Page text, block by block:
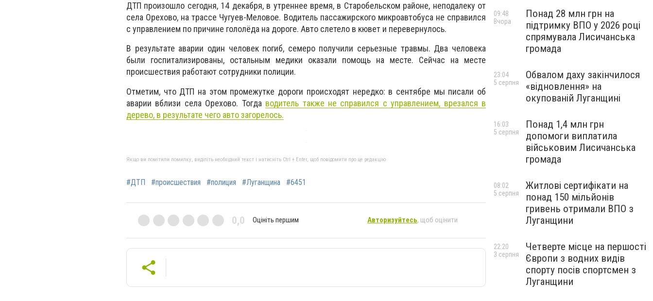
ДТП произошло сегодня, 14 декабря, в утреннее время, в Старобельском районе, неподалеку от
села Орехово, на трассе Чугуев-Меловое. Водитель пассажирского микроавтобуса не справился
с управлением по причине гололёда на дороге. Авто слетело в кювет и перевернулось.
В результате аварии один человек погиб, семеро получили серьезные травмы. Два человека
были госпитализированы, остальным медики оказали помощь на месте. Сейчас на месте
происшествия работают сотрудники полиции.
Отметим, что ДТП на этом промежутке дороги происходят нередко: в сентябре мы писали об
аварии вблизи села Орехово. Тогда водитель также не справился с управлением, врезался в
дерево, в результате чего авто загорелось.
Якщо ви помітили помилку, виділіть необхідний текст і натисніть Ctrl + Enter, щоб повідомити про це редакцію
#ДТП #происшествия #полиция #Луганщина #6451
0,0 Оцініть першим Авторизуйтесь, щоб оцінити
Понад 28 млн грн на
підтримку ВПО у 2026 році
спрямувала Лисичанська
громада
09:48
Вчора
Обвалом даху закінчилося
«відновлення» на
окупованій Луганщині
23:04
5 серпня
Понад 1,4 млн грн
допомоги виплатила
військовим Лисичанська
громада
16:03
5 серпня
Житлові сертифікати на
понад 150 мільйонів
гривень отримали ВПО з
Луганщини
08:02
5 серпня
Четверте місце на першості
Європи з водних видів
спорту посів спортсмен з
Луганщини
22:20
3 серпня